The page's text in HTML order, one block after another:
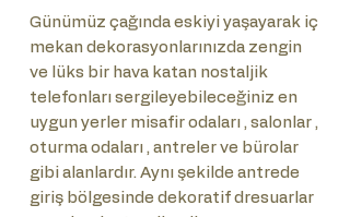
Günümüz çağında eskiyi yaşayarak iç
mekan dekorasyonlarınızda zengin
ve lüks bir hava katan nostaljik
telefonları sergileyebileceğiniz en
uygun yerler misafir odaları , salonlar ,
oturma odaları , antreler ve bürolar
gibi alanlardır. Aynı şekilde antrede
giriş bölgesinde dekoratif dresuarlar